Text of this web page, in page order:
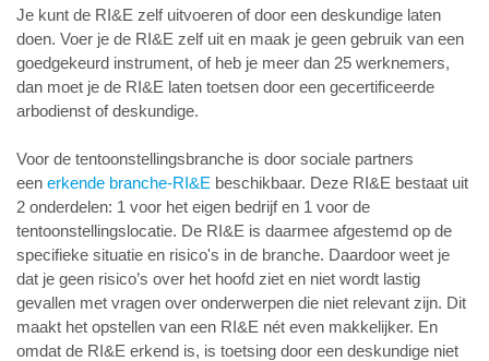
Je kunt de RI&E zelf uitvoeren of door een deskundige laten
doen. Voer je de RI&E zelf uit en maak je geen gebruik van een
goedgekeurd instrument, of heb je meer dan 25 werknemers,
dan moet je de RI&E laten toetsen door een gecertificeerde
arbodienst of deskundige.
Voor de tentoonstellingsbranche is door sociale partners
een erkende branche-RI&E beschikbaar. Deze RI&E bestaat uit
2 onderdelen: 1 voor het eigen bedrijf en 1 voor de
tentoonstellingslocatie. De RI&E is daarmee afgestemd op de
specifieke situatie en risico's in de branche. Daardoor weet je
dat je geen risico’s over het hoofd ziet en niet wordt lastig
gevallen met vragen over onderwerpen die niet relevant zijn. Dit
maakt het opstellen van een RI&E nét even makkelijker. En
omdat de RI&E erkend is, is toetsing door een deskundige niet